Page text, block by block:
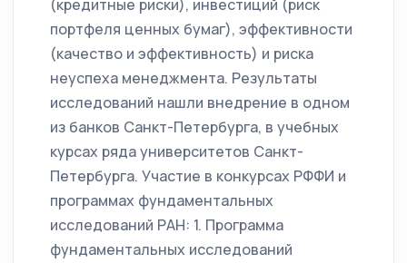
(кредитные риски), инвестиций (риск
портфеля ценных бумаг), эффективности
(качество и эффективность) и риска
неуспеха менеджмента. Результаты
исследований нашли внедрение в одном
из банков Санкт-Петербурга, в учебных
курсах ряда университетов Санкт-
Петербурга. Участие в конкурсах РФФИ и
программах фундаментальных
исследований РАН: 1. Программа
фундаментальных исследований